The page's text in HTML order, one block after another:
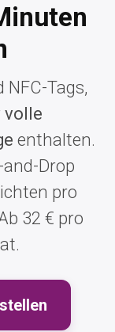
Tags,
volle
enthalten.
and-Drop
pro
32 € pro